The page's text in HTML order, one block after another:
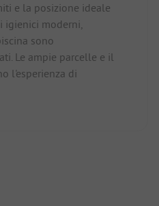
e la posizione ideale
igienici moderni,
sono
Le ampie parcelle e il
l'esperienza di